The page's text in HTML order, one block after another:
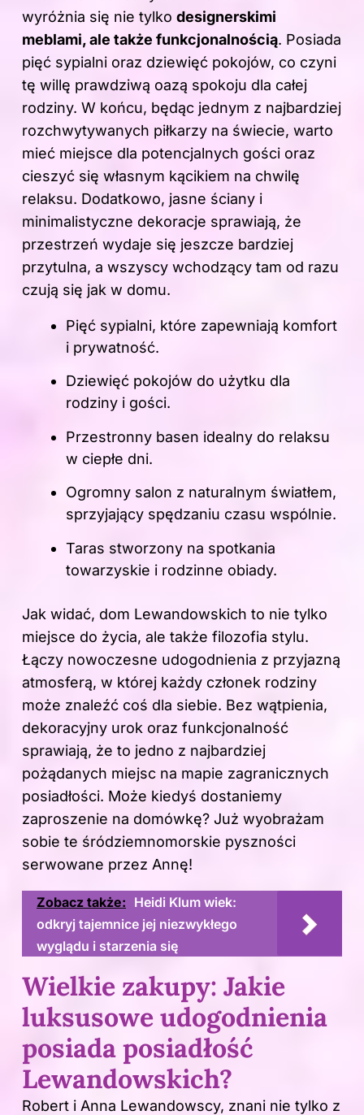
wyróżnia się nie tylko designerskimi
meblami, ale także funkcjonalnością. Posiada
pięć sypialni oraz dziewięć pokojów, co czyni
tę willę prawdziwą oazą spokoju dla całej
rodziny. W końcu, będąc jednym z najbardziej
rozchwytywanych piłkarzy na świecie, warto
mieć miejsce dla potencjalnych gości oraz
cieszyć się własnym kącikiem na chwilę
relaksu. Dodatkowo, jasne ściany i
minimalistyczne dekoracje sprawiają, że
przestrzeń wydaje się jeszcze bardziej
przytulna, a wszyscy wchodzący tam od razu
czują się jak w domu.
Pięć sypialni, które zapewniają komfort
i prywatność.
Dziewięć pokojów do użytku dla
rodziny i gości.
Przestronny basen idealny do relaksu
w ciepłe dni.
Ogromny salon z naturalnym światłem,
sprzyjający spędzaniu czasu wspólnie.
Taras stworzony na spotkania
towarzyskie i rodzinne obiady.
Jak widać, dom Lewandowskich to nie tylko
miejsce do życia, ale także filozofia stylu.
Łączy nowoczesne udogodnienia z przyjazną
atmosferą, w której każdy członek rodziny
może znaleźć coś dla siebie. Bez wątpienia,
dekoracyjny urok oraz funkcjonalność
sprawiają, że to jedno z najbardziej
pożądanych miejsc na mapie zagranicznych
posiadłości. Może kiedyś dostaniemy
zaproszenie na domówkę? Już wyobrażam
sobie te śródziemnomorskie pyszności
serwowane przez Annę!
Zobacz także: Heidi Klum wiek:
odkryj tajemnice jej niezwykłego
wyglądu i starzenia się
Wielkie zakupy: Jakie
luksusowe udogodnienia
posiada posiadłość
Lewandowskich?
Robert i Anna Lewandowscy, znani nie tylko z